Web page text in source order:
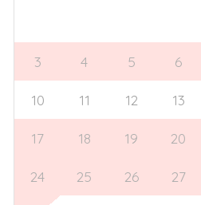
3 4 5 6
10 11 12 13
17 18 19 20
24 25 26 27